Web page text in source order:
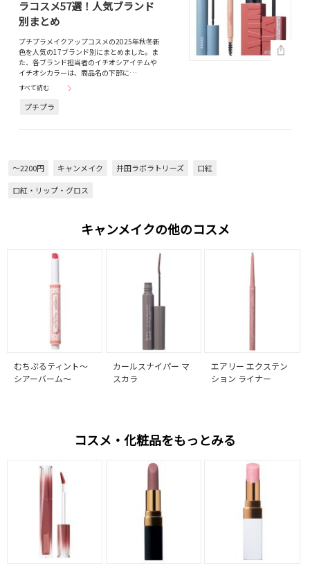
ラコスメ57選！人気ブランド
別まとめ
プチプラメイクアップコスメの2025年秋冬新
色を人気の17ブランド別にまとめました。ま
た、各ブランド担当者のイチオシアイテムや
イチオシカラーは、商品名の下部に…
すべて読む
プチプラ
～2200円 キャンメイク 井田ラボラトリーズ
口紅
口紅・リップ・グロス
キャンメイクの他のコスメ
むちぷるティント～
シアーバーム～
カールスナイパー マ
スカラ
エアリー エクステン
ション ライナー
コスメ・化粧品をもっとみる